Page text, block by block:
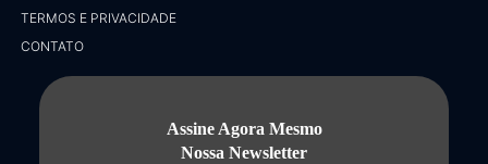
TERMOS E PRIVACIDADE
CONTATO
Assine Agora Mesmo
Nossa Newsletter